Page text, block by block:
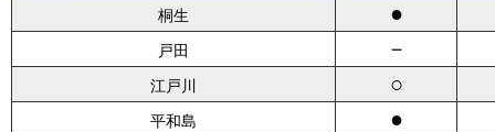
桐生
●
戸田 －
江戸川 ○
平和島 ●